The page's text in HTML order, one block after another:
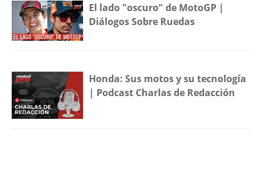
El lado "oscuro" de MotoGP |
Diálogos Sobre Ruedas
Honda: Sus motos y su tecnología
| Podcast Charlas de Redacción